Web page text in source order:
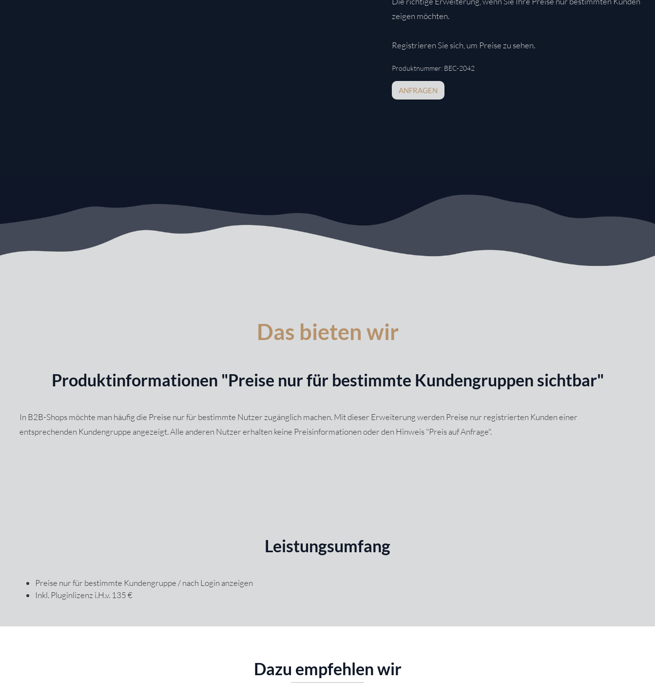
zeigen möchten.
Registrieren Sie sich, um Preise zu sehen.
Produktnummer: BEC-2042
ANFRAGEN
Das bieten wir
Produktinformationen "Preise nur für bestimmte Kundengruppen sichtbar"
In B2B-Shops möchte man häufig die Preise nur für bestimmte Nutzer zugänglich machen. Mit dieser Erweiterung werden Preise nur registrierten Kunden einer
entsprechenden Kundengruppe angezeigt. Alle anderen Nutzer erhalten keine Preisinformationen oder den Hinweis "Preis auf Anfrage".
Leistungsumfang
Preise nur für bestimmte Kundengruppe / nach Login anzeigen
Inkl. Pluginlizenz i.H.v. 135 €
Dazu empfehlen wir